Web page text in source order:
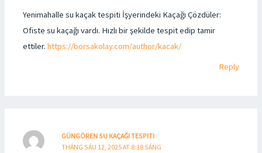
Yenimahalle su kaçak tespiti İşyerindeki Kaçağı Çözdüler:
Ofiste su kaçağı vardı. Hızlı bir şekilde tespit edip tamir
ettiler.https://borsakolay.com/author/kacak/
Reply
GÜNGÖREN SU KAÇAĞI TESPITI
THÁNG SÁU 12, 2025 AT 8:18 SÁNG